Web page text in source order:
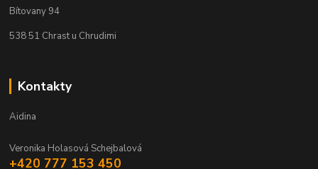
Bítovany 94
538 51 Chrast u Chrudimi
Kontakty
Aidina
Veronika Holasová Schejbalová
+420 777 153 450